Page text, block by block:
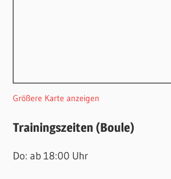
Größere Karte anzeigen
Trainingszeiten (Boule)
Do: ab 18:00 Uhr